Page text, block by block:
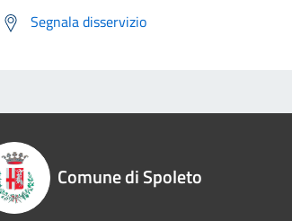
Segnala disservizio
Comune di Spoleto